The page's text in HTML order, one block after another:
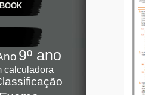
9º ano
calculadora